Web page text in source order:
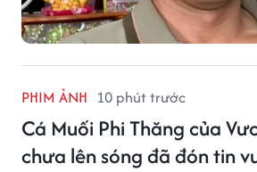
PHIM ẢNH 10 phút trước
Cá Muối Phi Thăng của
chưa lên sóng đã đón tin